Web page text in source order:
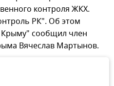
контроля ЖКХ.
РК". Об этом
Крыму" сообщил член
Вячеслав Мартынов.